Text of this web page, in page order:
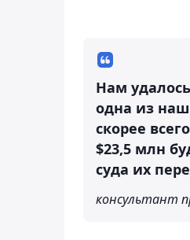
Нам
одна из
скорее
$23,5 млн
суда их
консультант